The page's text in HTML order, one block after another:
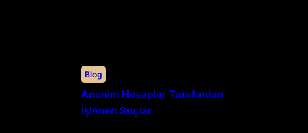
Blog
Anonim Hesaplar Tarafından
İşlenen Suçlar